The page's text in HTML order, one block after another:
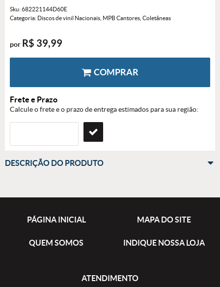
Sku:682221144D60E
Categoria: Discos de vinil Nacionais MPB Cantores Coletâneas
por R$ 39,99
COMPRAR
Frete e Prazo
Calcule o frete e o prazo de entrega estimados para sua região:
DESCRIÇÃO DO PRODUTO
PÁGINA INICIAL MAPA DO SITE
QUEM SOMOS INDIQUE NOSSA LOJA
ATENDIMENTO